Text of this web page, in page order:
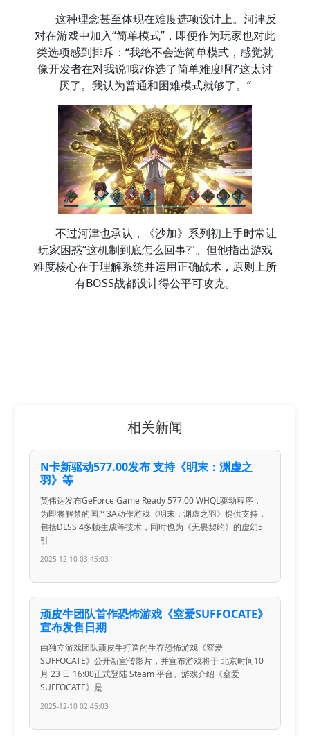
这种理念甚至体现在难度选项设计上。河津反
对在游戏中加入“简单模式”，即便作为玩家也对此
类选项感到排斥：“我绝不会选简单模式，感觉就
像开发者在对我说‘哦?你选了简单难度啊?’这太讨
厌了。我认为普通和困难模式就够了。”
不过河津也承认，《沙加》系列初上手时常让
玩家困惑“这机制到底怎么回事?”。但他指出游戏
难度核心在于理解系统并运用正确战术，原则上所
有BOSS战都设计得公平可攻克。
相关新闻
N卡新驱动577.00发布 支持《明末：渊虚之
羽》等
英伟达发布GeForce Game Ready 577.00 WHQL驱动程序，
为即将解禁的国产3A动作游戏《明末：渊虚之羽》提供支持，
包括DLSS 4多帧生成等技术，同时也为《无畏契约》的虚幻5
引
2025-12-10 03:45:03
顽皮牛团队首作恐怖游戏《窒爱SUFFOCATE》
宣布发售日期
由独立游戏团队顽皮牛打造的生存恐怖游戏《窒爱
SUFFOCATE》公开新宣传影片，并宣布游戏将于 北京时间10
月 23 日 16:00正式登陆 Steam 平台。游戏介绍《窒爱
SUFFOCATE》是
2025-12-10 02:45:03